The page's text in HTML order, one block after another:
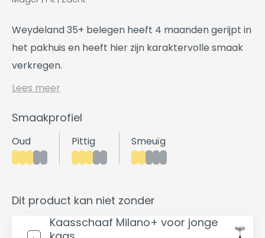
Weydeland 35+ belegen heeft 4 maanden gerijpt in
het pakhuis en heeft hier zijn karaktervolle smaak
verkregen.
Lees meer
Smaakprofiel
Oud Pittig Smeuïg
Dit product kan niet zonder
Kaasschaaf Milano+ voor jonge